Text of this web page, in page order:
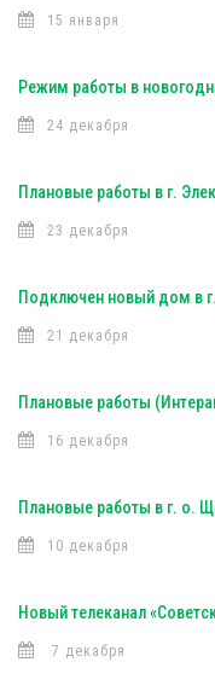
15 января
Режим работы в
24 декабря
Плановые работы в г.
23 декабря
Подключен новый дом в
21 декабря
Плановые работы
16 декабря
Плановые работы в г. о.
10 декабря
Новый телеканал
7 декабря